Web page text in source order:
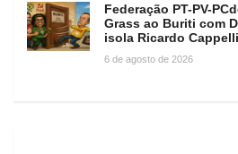
Federação PT-PV-
Grass ao Buriti com
isola Ricardo Cappelli
6 de agosto de 2026